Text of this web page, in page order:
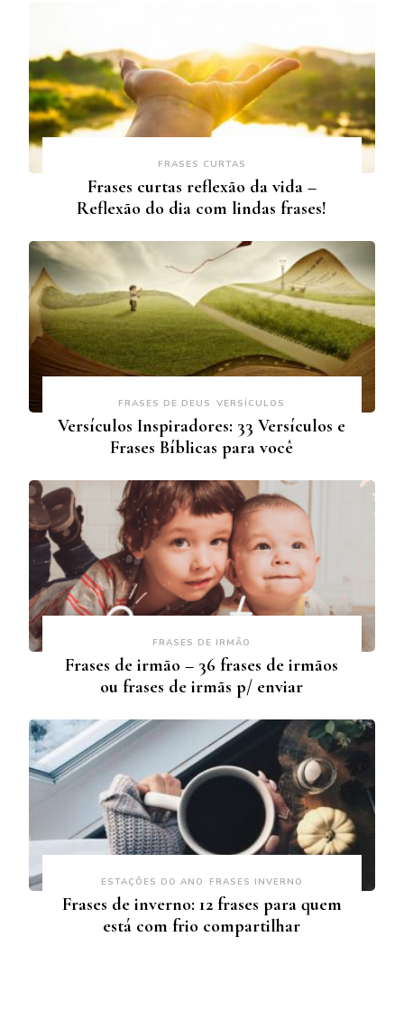
FRASES CURTAS
Frases curtas reflexão da vida –
Reflexão do dia com lindas frases!
FRASES DE DEUS VERSÍCULOS
Versículos Inspiradores: 33 Versículos e
Frases Bíblicas para você
FRASES DE IRMÃO
Frases de irmão – 36 frases de irmãos
ou frases de irmãs p/ enviar
ESTAÇÕES DO ANO FRASES INVERNO
Frases de inverno: 12 frases para quem
está com frio compartilhar